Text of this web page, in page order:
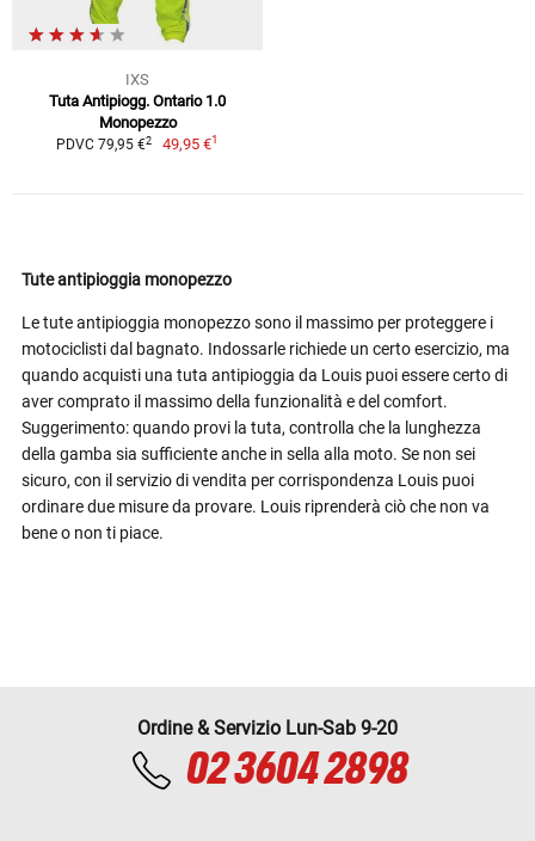
IXS
Tuta Antipiogg. Ontario 1.0
Monopezzo
PDVC 79,95 €2 49,95 €1
Tute antipioggia monopezzo
Le tute antipioggia monopezzo sono il massimo per proteggere i
motociclisti dal bagnato. Indossarle richiede un certo esercizio, ma
quando acquisti una tuta antipioggia da Louis puoi essere certo di
aver comprato il massimo della funzionalità e del comfort.
Suggerimento: quando provi la tuta, controlla che la lunghezza
della gamba sia sufficiente anche in sella alla moto. Se non sei
sicuro, con il servizio di vendita per corrispondenza Louis puoi
ordinare due misure da provare. Louis riprenderà ciò che non va
bene o non ti piace.
Ordine & Servizio Lun-Sab 9-20
02 3604 2898